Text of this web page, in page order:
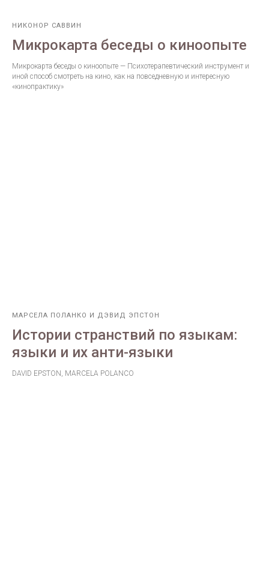
НИКОНОР САВВИН
Микрокарта беседы о киноопыте
Микрокарта беседы о киноопыте — Психотерапевтический инструмент и
иной способ смотреть на кино, как на повседневную и интересную
«кинопрактику»
МАРСЕЛА ПОЛАНКО И ДЭВИД ЭПСТОН
Истории странствий по языкам:
языки и их анти-языки
DAVID EPSTON, MARCELA POLANCO